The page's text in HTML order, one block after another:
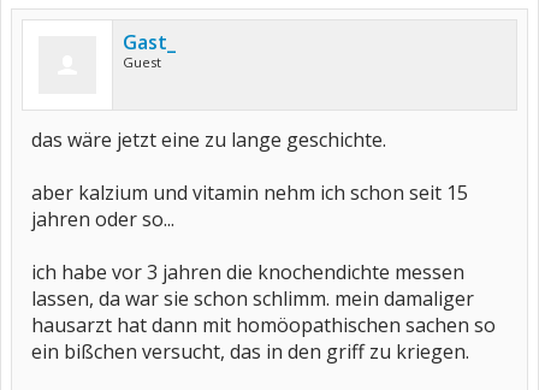
Gast_
Guest
das wäre jetzt eine zu lange geschichte.
aber kalzium und vitamin nehm ich schon seit 15
jahren oder so...
ich habe vor 3 jahren die knochendichte messen
lassen, da war sie schon schlimm. mein damaliger
hausarzt hat dann mit homöopathischen sachen so
ein bißchen versucht, das in den griff zu kriegen.